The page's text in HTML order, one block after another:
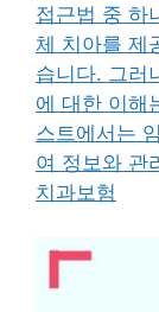
접근법 중 하
체 치아를 제
습니다. 그러
에 대한 이해
스트에서는
여 정보와 관
치과보험